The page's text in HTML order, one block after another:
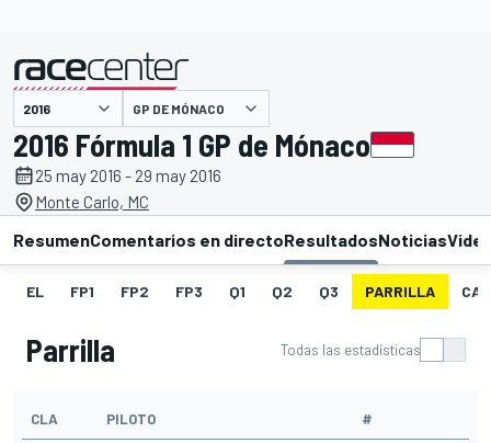
presentado por GP DE MÓNACO
2016 Fórmula 1 GP de Mónaco
25 may 2016 - 29 may 2016
Monte Carlo, MC
ResumenComentarios en directoResultadosNoticias
EL FP1 FP2 FP3 Q1 Q2 Q3 PARRILLA
Parrilla Todas las estadísticas
CLA PILOTO #